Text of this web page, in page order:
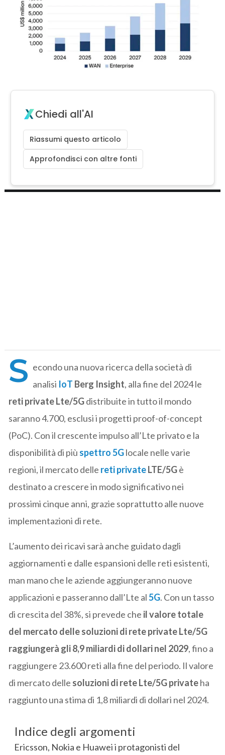
Chiedi all'AI
Riassumi questo articolo
Approfondisci con altre fonti
S econdo una nuova ricerca della società di
analisi IoT Berg Insight, alla fine del 2024 le
reti private Lte/5Gdistribuite in tutto il mondo
saranno 4.700, esclusi i progetti proof-of-concept
(PoC). Con il crescente impulso all’Lte privato e la
disponibilità di più spettro 5Glocale nelle varie
regioni, il mercato delle reti privateLTE/5Gè
destinato a crescere in modo significativo nei
prossimi cinque anni, grazie soprattutto alle nuove
implementazioni di rete.
L’aumento dei ricavi sarà anche guidato dagli
aggiornamenti e dalle espansioni delle reti esistenti,
man mano che le aziende aggiungeranno nuove
applicazioni e passeranno dall’Lte al5G. Con un tasso
di crescita del 38%, si prevede che il valore totale
del mercato delle soluzioni di rete private Lte/5G
raggiungerà gli 8,9 miliardi di dollari nel 2029, fino a
raggiungere 23.600 reti alla fine del periodo. Il valore
di mercato delle soluzioni di rete Lte/5G privateha
raggiunto una stima di 1,8 miliardi di dollari nel 2024.
Indice degli argomenti
Ericsson, Nokia e Huawei i protagonisti del